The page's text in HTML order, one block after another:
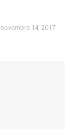
novembre 14, 2017